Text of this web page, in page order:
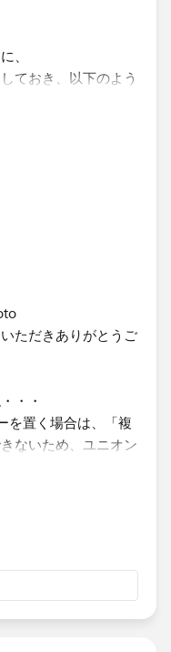
、
ておき、以下のよう
イル（今月分のファ
ダを置き、利用し
「サブフォルダを含
に注意
実績」のようにワ
たため。）
ただきありがとうご
・・
を置く場合は、「複
ないため、ユニオン
いですね。
キリして良かったで
かTable Namesを使